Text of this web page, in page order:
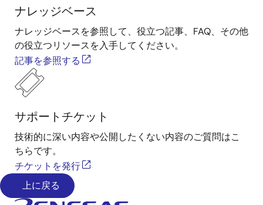
ナレッジベース
ナレッジベースを参照して、役立つ記事、FAQ、その他
の役立つリソースを入手してください。
記事を参照する
サポートチケット
技術的に深い内容や公開したくない内容のご質問はこ
ちらです。
チケットを発行
上に戻る